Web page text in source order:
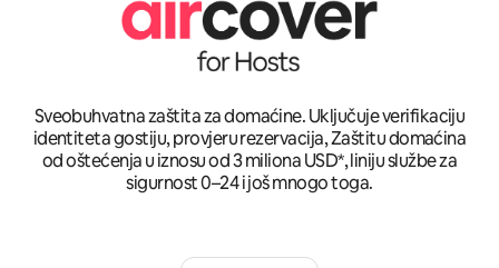
Sveobuhvatna zaštita za domaćine. Uključuje verifikaciju
identiteta gostiju, provjeru rezervacija, Zaštitu domaćina
od oštećenja u iznosu od 3 miliona USD*, liniju službe za
sigurnost 0–24 i još mnogo toga.